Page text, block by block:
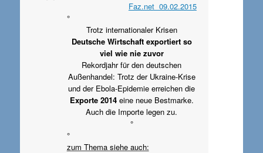
Faz.net 09.02.2015
°
Trotz internationaler Krisen
Deutsche Wirtschaft exportiert so
viel wie nie zuvor
Rekordjahr für den deutschen
Außenhandel: Trotz der Ukraine-Krise
und der Ebola-Epidemie erreichen die
Exporte 2014eine neue Bestmarke.
Auch die Importe legen zu.
°
°
zum Thema siehe auch: